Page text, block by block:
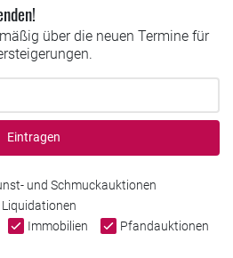
über die neuen Termine für
Eintragen
und Schmuckauktionen
Immobilien Pfandauktionen